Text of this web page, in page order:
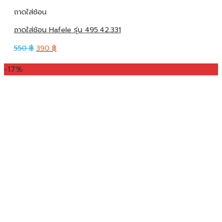
ถาดใส่ช้อน
ถาดใส่ช้อน Hafele รุ่น 495.42.331
550฿ 390 ฿
-17%